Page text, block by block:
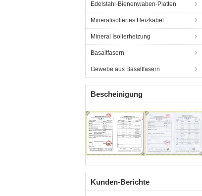
Edelstahl-Bienenwaben-Platten
Mineralisoliertes Heizkabel
Mineral Isolierheizung
Basaltfasern
Gewebe aus Basaltfasern
Bescheinigung
Kunden-Berichte